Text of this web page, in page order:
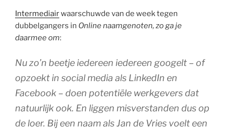
Intermediairwaarschuwde van de week tegen
dubbelgangers in Online naamgenoten, zo ga je
daarmee om:
Nu zo’n beetje iedereen iedereen googelt – of
opzoekt in social media als LinkedIn en
Facebook – doen potentiële werkgevers dat
natuurlijk ook. En liggen misverstanden dus op
de loer. Bij een naam als Jan de Vries voelt een